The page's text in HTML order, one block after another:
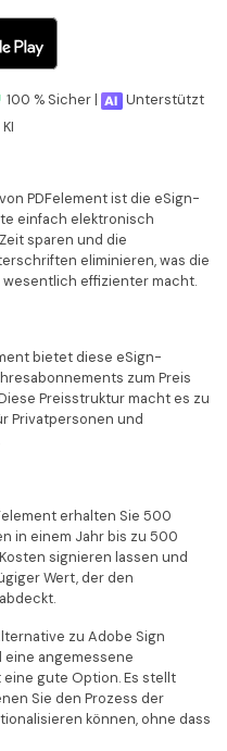
100 % Sicher |
Unterstützt
PDFelement ist die eSign-
einfach elektronisch
sparen und die
eliminieren, was die
effizienter macht.
bietet diese eSign-
zum Preis
Preisstruktur macht es zu
Privatpersonen und
erhalten Sie 500
in einem Jahr bis zu 500
signieren lassen und
Wert, der den
zu Adobe Sign
angemessene
gute Option. Es stellt
Sie den Prozess der
können, ohne dass